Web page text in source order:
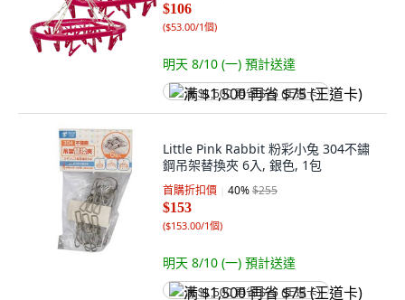
$106
($53.00/1個)
明天 8/10 (一) 預計送達
满 $1,500 再省 $75 (王道卡)
Little Pink Rabbit 粉彩小兔 304不鏽
鋼吊架替換夾 6入, 銀色, 1包
首購折扣價 40%$255
$153
($153.00/1個)
明天 8/10 (一) 預計送達
满 $1,500 再省 $75 (王道卡)